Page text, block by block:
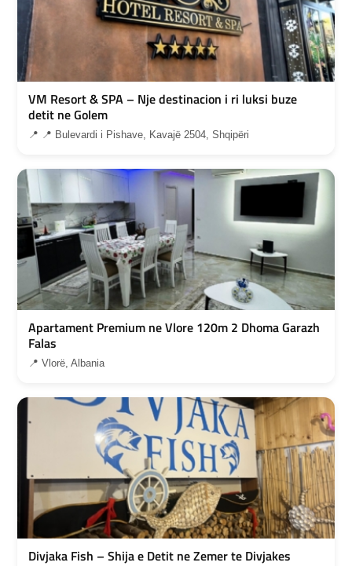
VM Resort & SPA – Nje destinacion i ri luksi buze
detit ne Golem
📍 📍 Bulevardi i Pishave, Kavajë 2504, Shqipëri
Apartament Premium ne Vlore 120m 2 Dhoma Garazh
Falas
📍 Vlorë, Albania
Divjaka Fish – Shija e Detit ne Zemer te Divjakes